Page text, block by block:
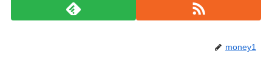
money1